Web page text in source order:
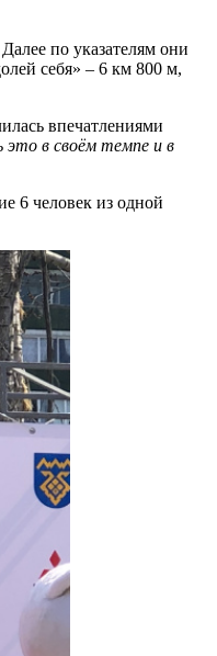
по указателям они
себя» – 6 км 800 м,
впечатлениями
это в своём темпе и в
6 человек из одной